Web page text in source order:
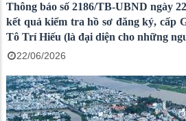
Thông báo số 2186/TB-UBND ngày
kết quả kiểm tra hồ sơ đăng ký, cấp
Tô Trí Hiếu (là đại diện cho những
22/06/2026